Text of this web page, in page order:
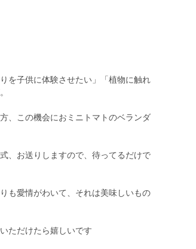
を子供に体験させたい」「植物に触れ
、この機会におミニトマトのベランダ
、お送りしますので、待ってるだけで
も愛情がわいて、それは美味しいもの
ただけたら嬉しいです